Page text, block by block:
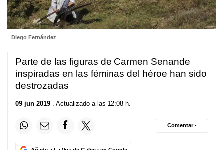
Diego Fernández
Parte de las figuras de Carmen Senande
inspiradas en las féminas del héroe han sido
destrozadas
09 jun 2019 . Actualizado a las 12:08 h.
Comentar ·